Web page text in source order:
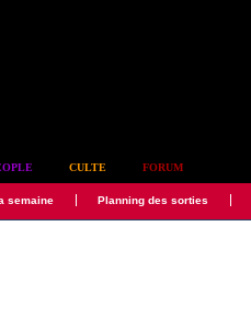
CULTE FORUM
semaine Planning des sorties